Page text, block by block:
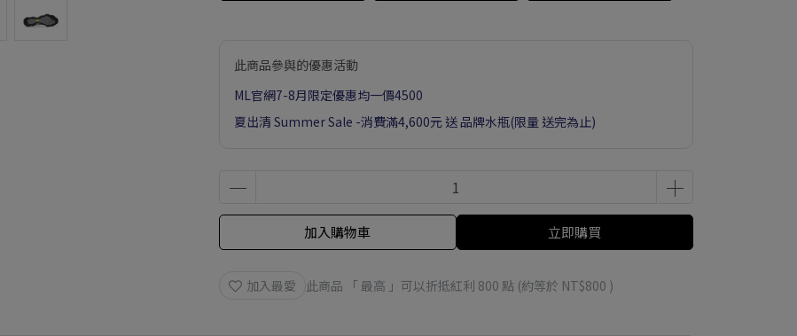
此商品參與的優惠活動
ML官網7-8月限定優惠均一價4500
夏出清 Summer Sale -消費滿4,600元 送 品牌水瓶(限量 送完為止)
加入購物車 立即購買
加入最愛 此商品 「 最高 」可以折抵紅利 800 點 (約等於 NT$800 )